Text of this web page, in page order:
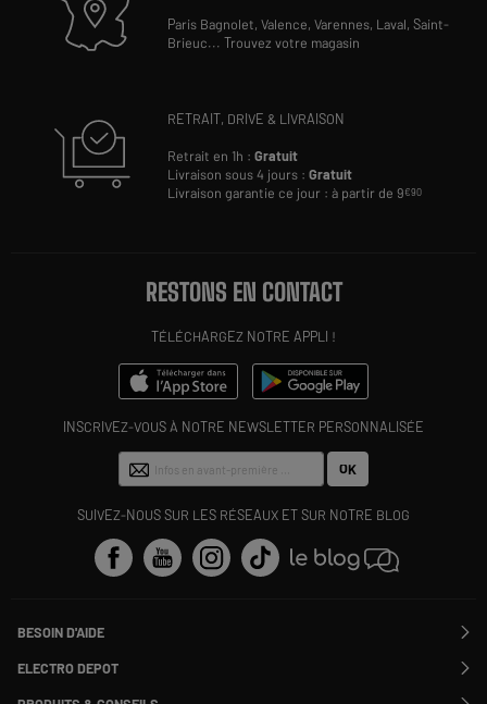
Paris Bagnolet,Valence,Varennes, Laval,Saint-
Brieuc...Trouvez votre magasin
RETRAIT, DRIVE & LIVRAISON
Retrait en 1h :Gratuit
Livraison sous 4 jours :Gratuit
Livraison garantie ce jour : à partir de 9€90
RESTONS EN CONTACT
TÉLÉCHARGEZ NOTRE APPLI !
INSCRIVEZ-VOUS À NOTRE NEWSLETTER PERSONNALISÉE
OK
SUIVEZ-NOUS SUR LES RÉSEAUX ET SUR NOTRE BLOG
BESOIN D'AIDE
Suivre ma commande
Modifier ou annuler ma commande
ELECTRO DEPOT